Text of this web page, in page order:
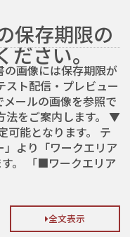
保存期限の
ださい。
画像には保存期限が
スト配信・プレビュー
ールの画像を参照で
法をご案内します。 ▼
能となります。 テ
より「ワークエリア
。 「■ワークエリア
全文表示